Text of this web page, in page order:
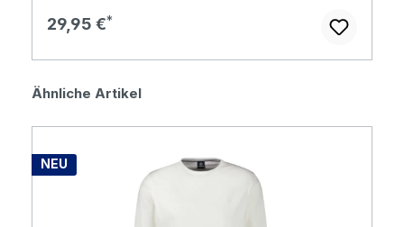
Regulärer Preis:
29,95 €
Produktgalerie überspringen
Ähnliche Artikel
NEU